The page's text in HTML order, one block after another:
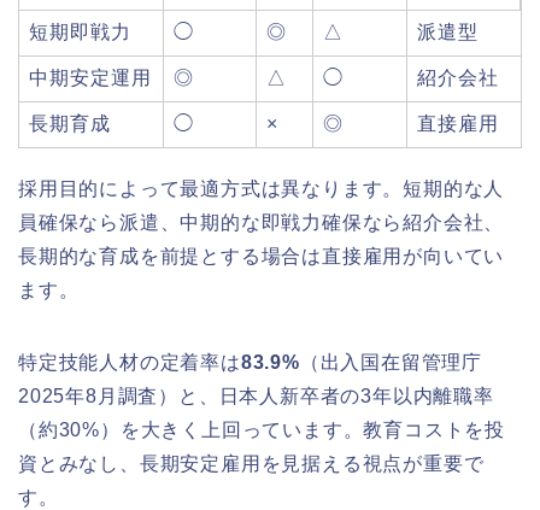
短期即戦力 ◯ ◎ △ 派遣型
中期安定運用 ◎ △ ◯ 紹介会社
長期育成 ◯ × ◎ 直接雇用
採用目的によって最適方式は異なります。短期的な人
員確保なら派遣、中期的な即戦力確保なら紹介会社、
長期的な育成を前提とする場合は直接雇用が向いてい
ます。
特定技能人材の定着率は83.9% （出入国在留管理庁
2025年8月調査）と、日本人新卒者の3年以内離職率
（約30%）を大きく上回っています。教育コストを投
資とみなし、長期安定雇用を見据える視点が重要で
す。